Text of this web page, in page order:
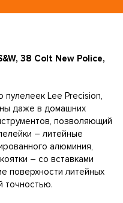
38 Colt New Police,
Lee Precision,
даже в домашних
позволяющий
– литейные
алюминия,
– со вставками
поверхности литейных
точностью.